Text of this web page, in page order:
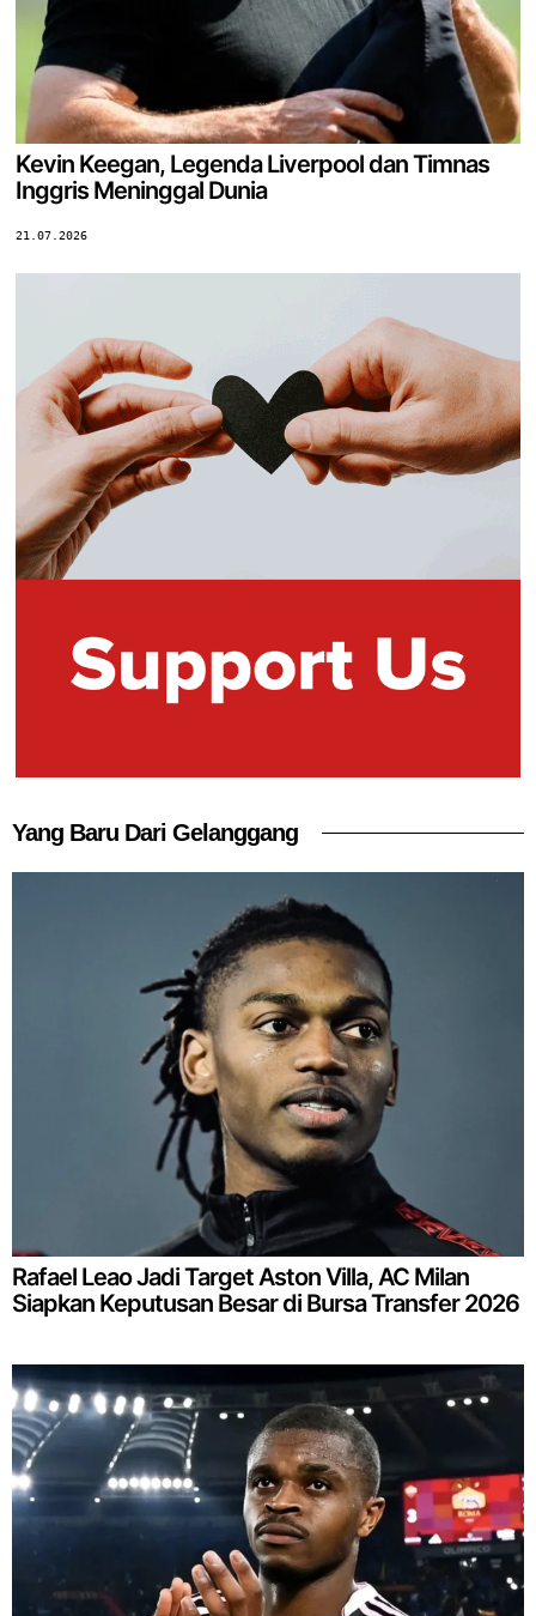
Kevin Keegan, Legenda Liverpool dan Timnas
Inggris Meninggal Dunia
21.07.2026
Yang Baru Dari Gelanggang
Rafael Leao Jadi Target Aston Villa, AC Milan
Siapkan Keputusan Besar di Bursa Transfer 2026